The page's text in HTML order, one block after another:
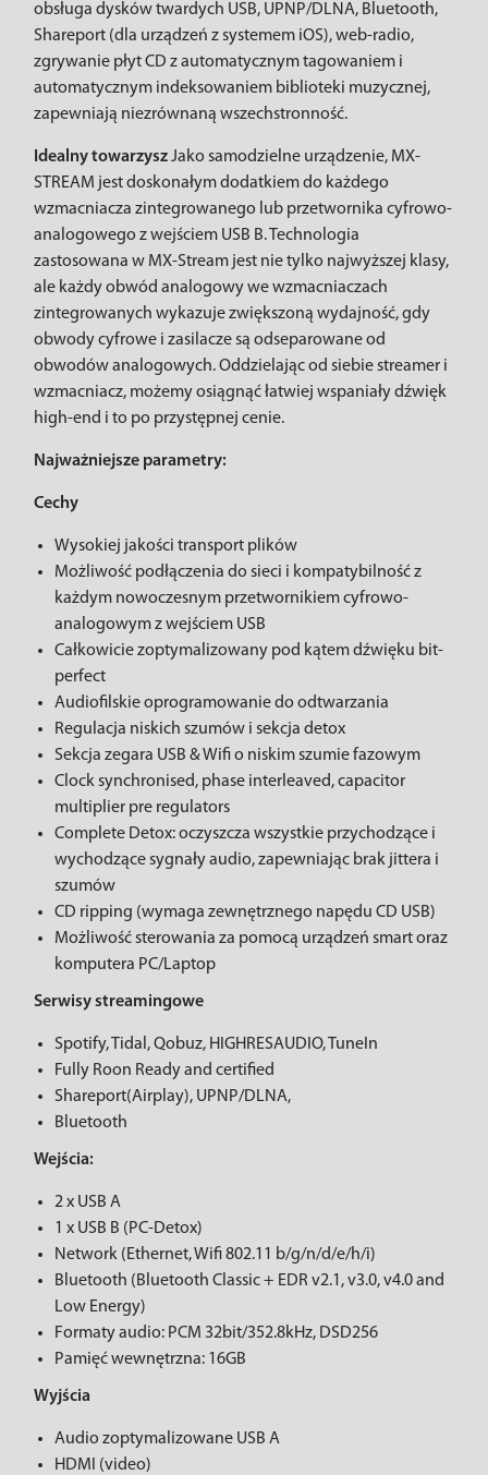
obsługa dysków twardych USB, UPNP/DLNA, Bluetooth,
Shareport (dla urządzeń z systemem iOS), web-radio,
zgrywanie płyt CD z automatycznym tagowaniem i
automatycznym indeksowaniem biblioteki muzycznej,
zapewniają niezrównaną wszechstronność.
Idealny towarzyszJako samodzielne urządzenie, MX-
STREAM jest doskonałym dodatkiem do każdego
wzmacniacza zintegrowanego lub przetwornika cyfrowo-
analogowego z wejściem USB B. Technologia
zastosowana w MX-Stream jest nie tylko najwyższej klasy,
ale każdy obwód analogowy we wzmacniaczach
zintegrowanych wykazuje zwiększoną wydajność, gdy
obwody cyfrowe i zasilacze są odseparowane od
obwodów analogowych. Oddzielając od siebie streamer i
wzmacniacz, możemy osiągnąć łatwiej wspaniały dźwięk
high-end i to po przystępnej cenie.
Najważniejsze parametry:
Cechy
Wysokiej jakości transport plików
Możliwość podłączenia do sieci i kompatybilność z
każdym nowoczesnym przetwornikiem cyfrowo-
analogowym z wejściem USB
Całkowicie zoptymalizowany pod kątem dźwięku bit-
perfect
Audiofilskie oprogramowanie do odtwarzania
Regulacja niskich szumów i sekcja detox
Sekcja zegara USB & Wifi o niskim szumie fazowym
Clock synchronised, phase interleaved, capacitor
multiplier pre regulators
Complete Detox: oczyszcza wszystkie przychodzące i
wychodzące sygnały audio, zapewniając brak jittera i
szumów
CD ripping (wymaga zewnętrznego napędu CD USB)
Możliwość sterowania za pomocą urządzeń smart oraz
komputera PC/Laptop
Serwisy streamingowe
Spotify, Tidal, Qobuz, HIGHRESAUDIO, TuneIn
Fully Roon Ready and certified
Shareport(Airplay), UPNP/DLNA,
Bluetooth
Wejścia:
2 x USB A
1 x USB B (PC-Detox)
Network (Ethernet, Wifi 802.11 b/g/n/d/e/h/i)
Bluetooth (Bluetooth Classic + EDR v2.1, v3.0, v4.0 and
Low Energy)
Formaty audio: PCM 32bit/352.8kHz, DSD256
Pamięć wewnętrzna: 16GB
Wyjścia
Audio zoptymalizowane USB A
HDMI (video)